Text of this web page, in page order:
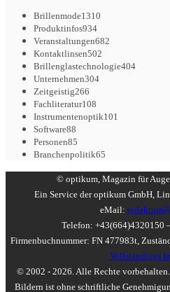
Brillenmode1310
Produktinfos934
Veranstaltungen682
Kontaktlinsen502
Brillenglastechnologie404
Unternehmen304
Zeitgeistig266
Fachliteratur108
Instrumentenoptik101
Software88
Personen85
Branchenpolitik65
© optikum, Magazin für
Ein Service der optikum GmbH,
eMail:
Telefon: +43(664)4320150
Firmenbuchnummer: FN 477983t,
Vollständiges
© 2002 - 2026. Alle Rechte
Bildern ist ohne schriftliche